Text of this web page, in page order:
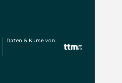
Daten & Kurse von: